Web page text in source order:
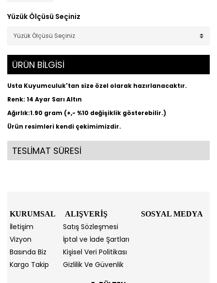
Yüzük Ölçüsü Seçiniz
ÜRÜN BİLGİSİ
Usta Kuyumculuk'tan size özel olarak hazırlanacaktır.
Renk: 14 Ayar Sarı Altın
Ağırlık:1.90 gram (+,- %10 değişiklik gösterebilir.)
Ürün resimleri kendi çekimimizdir.
TESLİMAT SÜRESİ
KURUMSAL ALIŞVERİŞ SOSYAL MEDYA
İletişim
Satış Sözleşmesi
Vizyon
İptal ve İade Şartları
Basında Biz
Kişisel Veri Politikası
Kargo Takip
Gizlilik Ve Güvenlik